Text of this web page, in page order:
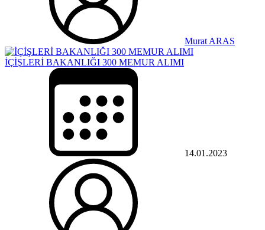
Murat ARAS
İÇİŞLERİ BAKANLIĞI 300 MEMUR ALIMI
14.01.2023